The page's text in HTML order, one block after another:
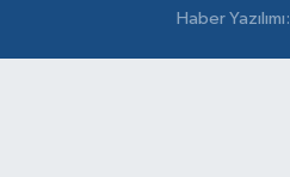
Haber Yazılımı: